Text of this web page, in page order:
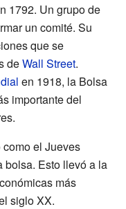
1792. Un grupo de
un comité. Su
que se
deWall Street.
en 1918, la Bolsa
importante del
el Jueves
bolsa. Esto llevó a la
más
siglo XX.